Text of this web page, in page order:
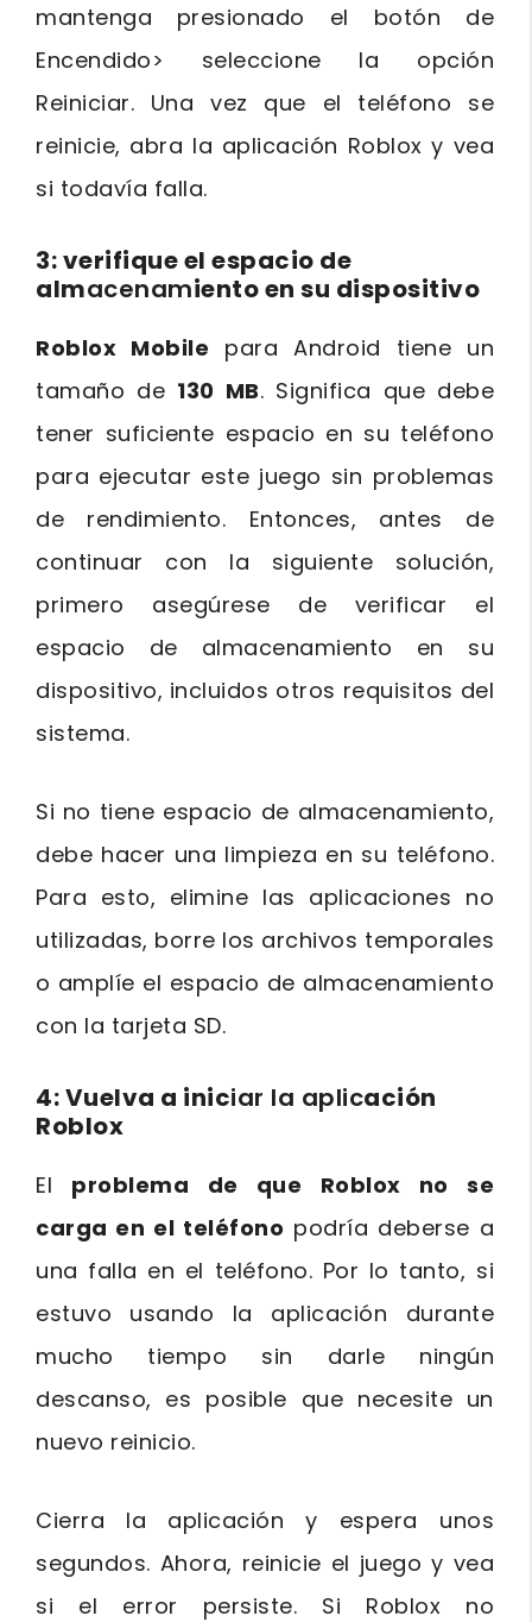
mantenga presionado el botón de
Encendido> seleccione la opción
Reiniciar. Una vez que el teléfono se
reinicie, abra la aplicación Roblox y vea
si todavía falla.
3: verifique el espacio de
almacenamiento en su dispositivo
Roblox Mobile para Android tiene un
tamaño de 130 MB. Significa que debe
tener suficiente espacio en su teléfono
para ejecutar este juego sin problemas
de rendimiento. Entonces, antes de
continuar con la siguiente solución,
primero asegúrese de verificar el
espacio de almacenamiento en su
dispositivo, incluidos otros requisitos del
sistema.
Si no tiene espacio de almacenamiento,
debe hacer una limpieza en su teléfono.
Para esto, elimine las aplicaciones no
utilizadas, borre los archivos temporales
o amplíe el espacio de almacenamiento
con la tarjeta SD.
4: Vuelva a iniciar la aplicación
Roblox
El problema de que Roblox no se
carga en el teléfono podría deberse a
una falla en el teléfono. Por lo tanto, si
estuvo usando la aplicación durante
mucho tiempo sin darle ningún
descanso, es posible que necesite un
nuevo reinicio.
Cierra la aplicación y espera unos
segundos. Ahora, reinicie el juego y vea
si el error persiste. Si Roblox no